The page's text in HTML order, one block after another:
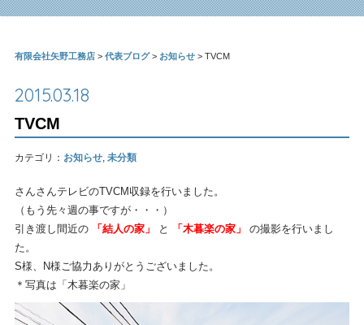
有限会社矢野工務店> 代表ブログ> お知らせ> TVCM
2015.03.18
TVCM
カテゴリ： お知らせ, 未分類
さんさんテレビのTVCM収録を行いました。
（もう先々週の事ですが・・・）
引き渡し間近の
「結人の家」 と 「木暮楽の家」
の撮影を行いまし
た。
S様、N様ご協力ありがとうございました。
＊写真は「木暮楽の家」